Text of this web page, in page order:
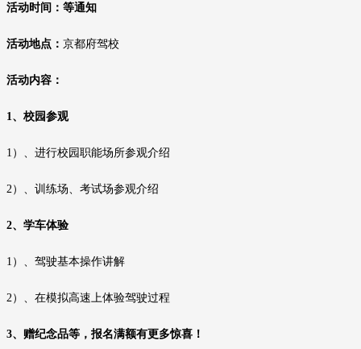
活动时间：等通知
活动地点： 京都府驾校
活动内容：
1、校园参观
1）、进行校园职能场所参观介绍
2）、训练场、考试场参观介绍
2、学车体验
1）、驾驶基本操作讲解
2）、在模拟高速上体验驾驶过程
3、赠纪念品等，报名满额有更多惊喜！